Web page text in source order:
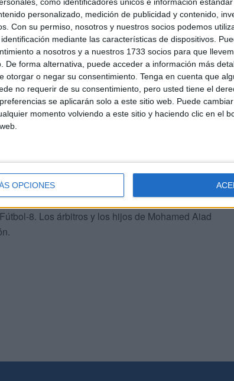
como identificadores únicos e información
personalizado, medición de publicidad y contenido,
Con su permiso, nosotros y nuestros socios podemos
mediante las características de dispositivos.
a nosotros y a nuestros 1733 socios para que
De forma alternativa, puede acceder a información más
otorgar o negar su consentimiento. Tenga en cuenta que
no requerir de su consentimiento, pero usted tiene el
se aplicarán solo a este sitio web. Puede
momento volviendo a este sitio y haciendo clic en el
OPCIONES
palabras a su compañero Ali: “Este acto debe
estamos orgullosos de que sea el coordinador de
momentos especialmente difíciles para él y
concluyó.
de trofeos y premios del Memorial ‘Yamal
fallecido hace unos años. Este torneo se ha disputado
y finalista Sporting– e infantil –Puerto, campeón, y
veteranos –ganó ULOG-23 al Bucaramanga– con un
8. Los árbitros y los hijos de Mohamed Aiad